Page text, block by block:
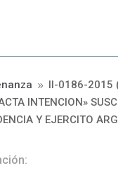
9 II-0186-2015
INTENCION»
Y EJERCITO